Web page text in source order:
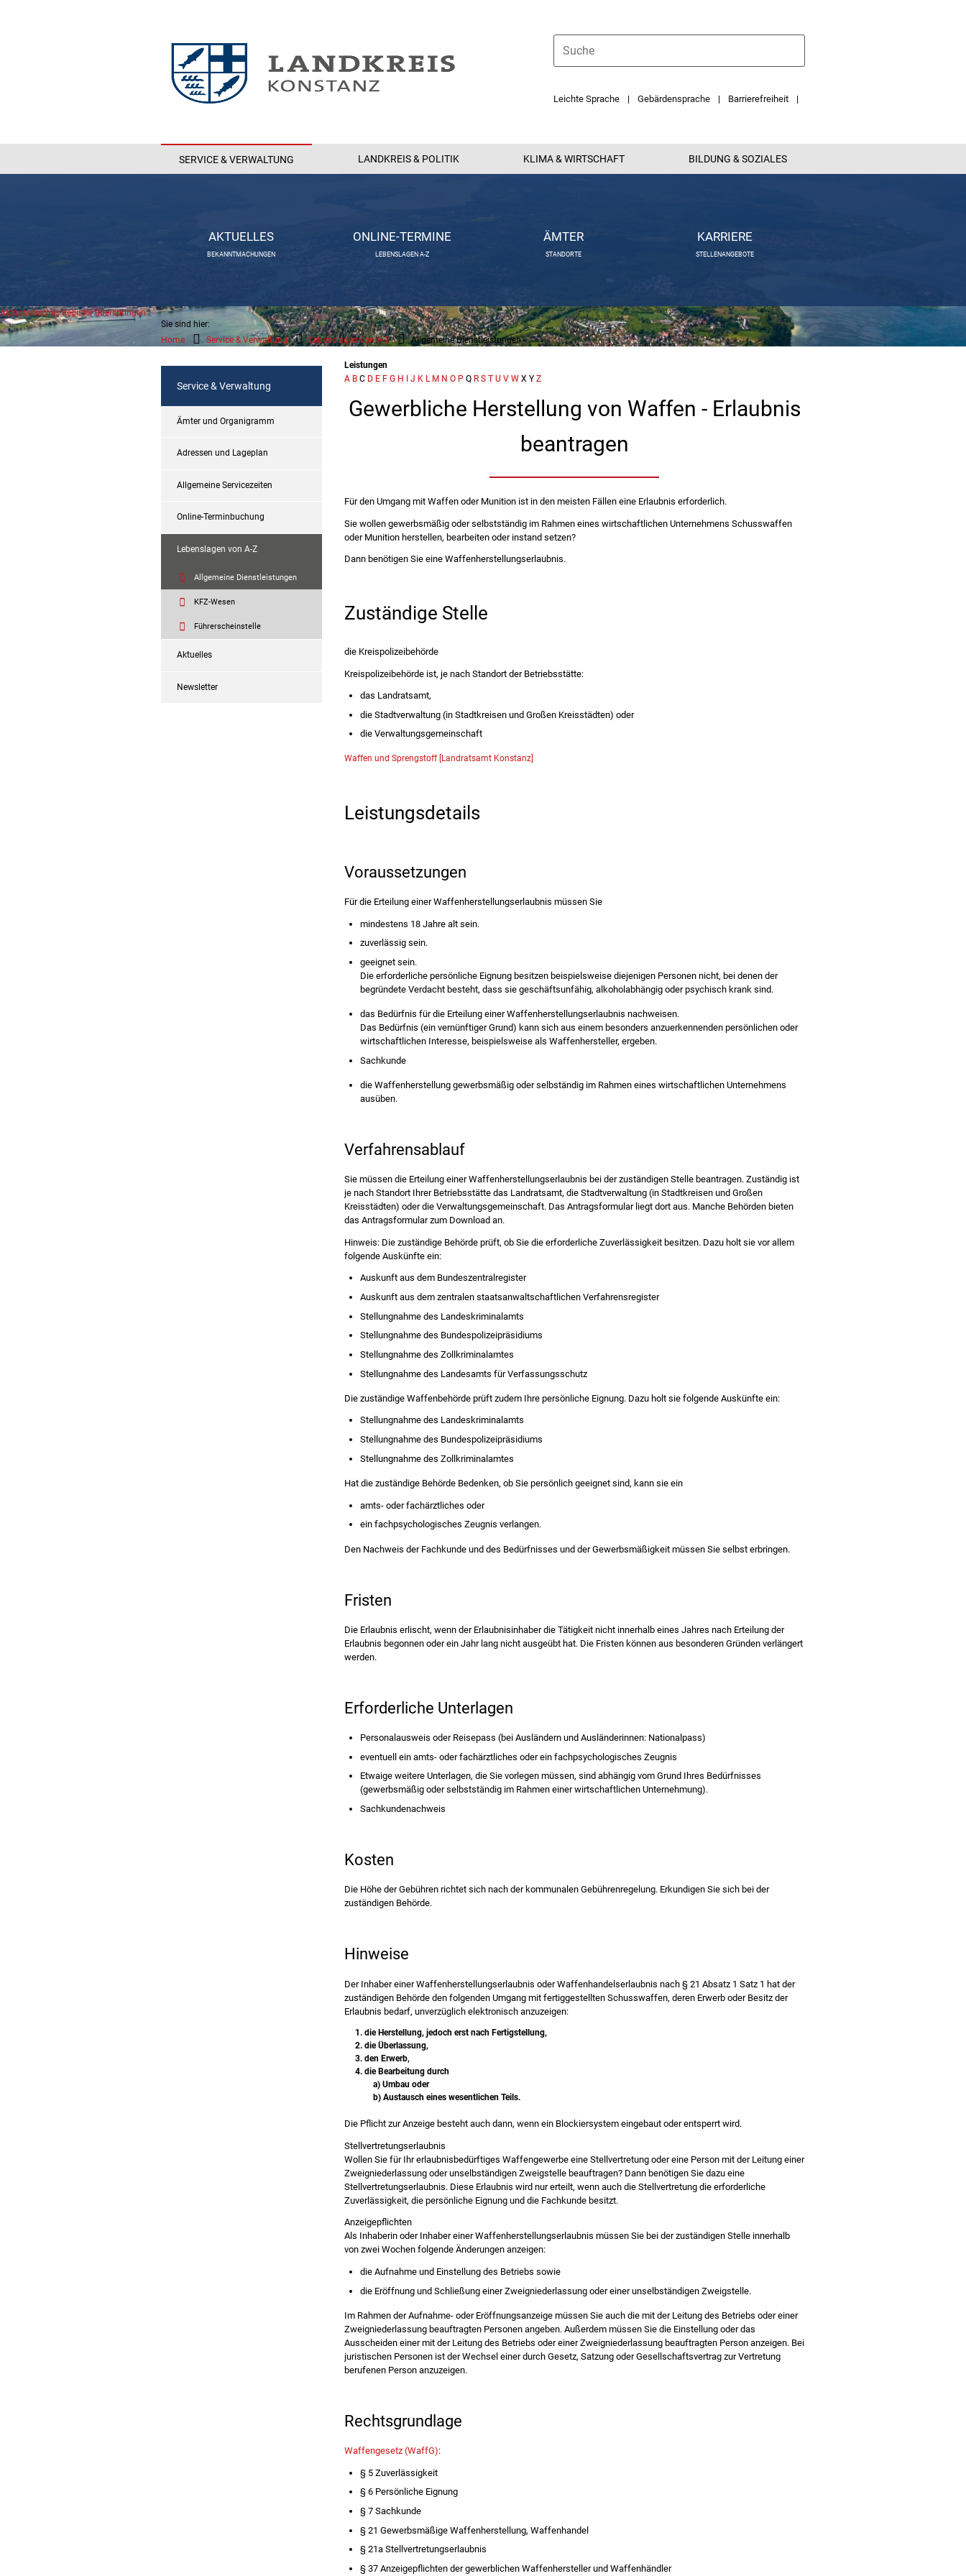
Leichte Sprache Gebärdensprache Barrierefreiheit
SERVICE & VERWALTUNG LANDKREIS & POLITIK KLIMA & WIRTSCHAFT BILDUNG & SOZIALES
AKTUELLES
BEKANNTMACHUNGEN
ONLINE-TERMINE
LEBENSLAGEN A-Z
ÄMTER
STANDORTE
KARRIERE
STELLENANGEBOTE
Sie sind hier:
Home
Service & Verwaltung Lebenslagen von A-Z Allgemeine Dienstleistungen
Service & Verwaltung
Ämter und Organigramm
Adressen und Lageplan
Allgemeine Servicezeiten
Online-Terminbuchung
Lebenslagen von A-Z
Allgemeine Dienstleistungen
KFZ-Wesen
Führerscheinstelle
Aktuelles
Newsletter
Leistungen
Alphabetisches Register überspringen
A B C D E F G H I J K L M N O P Q R S T U V W X Y Z
Gewerbliche Herstellung von Waffen - Erlaubnis
beantragen
Für den Umgang mit Waffen oder Munition ist in den meisten Fällen eine Erlaubnis erforderlich.
Sie wollen gewerbsmäßig oder selbstständig im Rahmen eines wirtschaftlichen Unternehmens Schusswaffen
oder Munition herstellen, bearbeiten oder instand setzen?
Dann benötigen Sie eine Waffenherstellungserlaubnis.
Zuständige Stelle
die Kreispolizeibehörde
Kreispolizeibehörde ist, je nach Standort der Betriebsstätte:
das Landratsamt,
die Stadtverwaltung (in Stadtkreisen und Großen Kreisstädten) oder
die Verwaltungsgemeinschaft
Waffen und Sprengstoff [Landratsamt Konstanz]
Leistungsdetails
Voraussetzungen
Für die Erteilung einer Waffenherstellungserlaubnis müssen Sie
mindestens 18 Jahre alt sein.
zuverlässig sein.
geeignet sein.
Die erforderliche persönliche Eignung besitzen beispielsweise diejenigen Personen nicht, bei denen der
begründete Verdacht besteht, dass sie geschäftsunfähig, alkoholabhängig oder psychisch krank sind.
das Bedürfnis für die Erteilung einer Waffenherstellungserlaubnis nachweisen.
Das Bedürfnis (ein vernünftiger Grund) kann sich aus einem besonders anzuerkennenden persönlichen oder
wirtschaftlichen Interesse, beispielsweise als Waffenhersteller, ergeben.
Sachkunde
die Waffenherstellung gewerbsmäßig oder selbständig im Rahmen eines wirtschaftlichen Unternehmens
ausüben.
Verfahrensablauf
Sie müssen die Erteilung einer Waffenherstellungserlaubnis bei der zuständigen Stelle beantragen. Zuständig ist
je nach Standort Ihrer Betriebsstätte das Landratsamt, die Stadtverwaltung (in Stadtkreisen und Großen
Kreisstädten) oder die Verwaltungsgemeinschaft. Das Antragsformular liegt dort aus. Manche Behörden bieten
das Antragsformular zum Download an.
Hinweis: Die zuständige Behörde prüft, ob Sie die erforderliche Zuverlässigkeit besitzen. Dazu holt sie vor allem
folgende Auskünfte ein:
Auskunft aus dem Bundeszentralregister
Auskunft aus dem zentralen staatsanwaltschaftlichen Verfahrensregister
Stellungnahme des Landeskriminalamts
Stellungnahme des Bundespolizeipräsidiums
Stellungnahme des Zollkriminalamtes
Stellungnahme des Landesamts für Verfassungsschutz
Die zuständige Waffenbehörde prüft zudem Ihre persönliche Eignung. Dazu holt sie folgende Auskünfte ein:
Stellungnahme des Landeskriminalamts
Stellungnahme des Bundespolizeipräsidiums
Stellungnahme des Zollkriminalamtes
Hat die zuständige Behörde Bedenken, ob Sie persönlich geeignet sind, kann sie ein
amts- oder fachärztliches oder
ein fachpsychologisches Zeugnis verlangen.
Den Nachweis der Fachkunde und des Bedürfnisses und der Gewerbsmäßigkeit müssen Sie selbst erbringen.
Fristen
Die Erlaubnis erlischt, wenn der Erlaubnisinhaber die Tätigkeit nicht innerhalb eines Jahres nach Erteilung der
Erlaubnis begonnen oder ein Jahr lang nicht ausgeübt hat. Die Fristen können aus besonderen Gründen verlängert
werden.
Erforderliche Unterlagen
Personalausweis oder Reisepass (bei Ausländern und Ausländerinnen: Nationalpass)
eventuell ein amts- oder fachärztliches oder ein fachpsychologisches Zeugnis
Etwaige weitere Unterlagen, die Sie vorlegen müssen, sind abhängig vom Grund Ihres Bedürfnisses
(gewerbsmäßig oder selbstständig im Rahmen einer wirtschaftlichen Unternehmung).
Sachkundenachweis
Kosten
Die Höhe der Gebühren richtet sich nach der kommunalen Gebührenregelung. Erkundigen Sie sich bei der
zuständigen Behörde.
Hinweise
Der Inhaber einer Waffenherstellungserlaubnis oder Waffenhandelserlaubnis nach § 21 Absatz 1 Satz 1 hat der
zuständigen Behörde den folgenden Umgang mit fertiggestellten Schusswaffen, deren Erwerb oder Besitz der
Erlaubnis bedarf, unverzüglich elektronisch anzuzeigen:
1. die Herstellung, jedoch erst nach Fertigstellung,
2. die Überlassung,
3. den Erwerb,
4. die Bearbeitung durch
a) Umbau oder
b) Austausch eines wesentlichen Teils.
Die Pflicht zur Anzeige besteht auch dann, wenn ein Blockiersystem eingebaut oder entsperrt wird.
Stellvertretungserlaubnis
Wollen Sie für Ihr erlaubnisbedürftiges Waffengewerbe eine Stellvertretung oder eine Person mit der Leitung einer
Zweigniederlassung oder unselbständigen Zweigstelle beauftragen? Dann benötigen Sie dazu eine
Stellvertretungserlaubnis. Diese Erlaubnis wird nur erteilt, wenn auch die Stellvertretung die erforderliche
Zuverlässigkeit, die persönliche Eignung und die Fachkunde besitzt.
Anzeigepflichten
Als Inhaberin oder Inhaber einer Waffenherstellungserlaubnis müssen Sie bei der zuständigen Stelle innerhalb
von zwei Wochen folgende Änderungen anzeigen:
die Aufnahme und Einstellung des Betriebs sowie
die Eröffnung und Schließung einer Zweigniederlassung oder einer unselbständigen Zweigstelle.
Im Rahmen der Aufnahme- oder Eröffnungsanzeige müssen Sie auch die mit der Leitung des Betriebs oder einer
Zweigniederlassung beauftragten Personen angeben. Außerdem müssen Sie die Einstellung oder das
Ausscheiden einer mit der Leitung des Betriebs oder einer Zweigniederlassung beauftragten Person anzeigen. Bei
juristischen Personen ist der Wechsel einer durch Gesetz, Satzung oder Gesellschaftsvertrag zur Vertretung
berufenen Person anzuzeigen.
Rechtsgrundlage
Waffengesetz (WaffG):
§ 5 Zuverlässigkeit
§ 6 Persönliche Eignung
§ 7 Sachkunde
§ 21 Gewerbsmäßige Waffenherstellung, Waffenhandel
§ 21a Stellvertretungserlaubnis
§ 37 Anzeigepflichten der gewerblichen Waffenhersteller und Waffenhändler